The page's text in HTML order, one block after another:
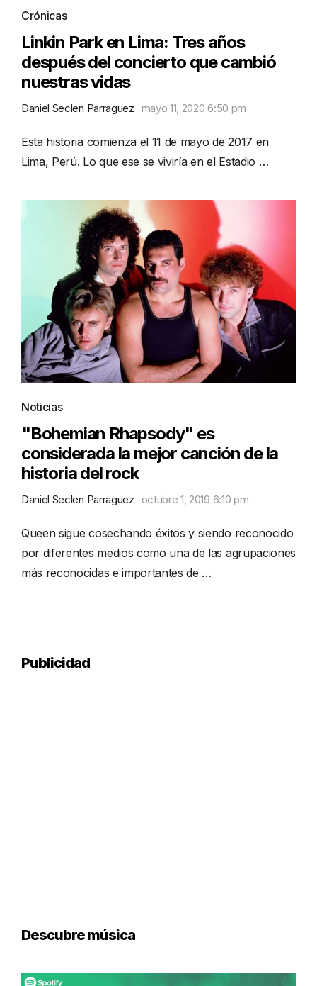
Crónicas
Linkin Park en Lima: Tres años
después del concierto que cambió
nuestras vidas
Daniel Seclen Parraguez mayo 11, 2020 6:50 pm
Esta historia comienza el 11 de mayo de 2017 en
Lima, Perú. Lo que ese se viviría en el Estadio …
Noticias
"Bohemian Rhapsody" es
considerada la mejor canción de la
historia del rock
Daniel Seclen Parraguez octubre 1, 2019 6:10 pm
Queen sigue cosechando éxitos y siendo reconocido
por diferentes medios como una de las agrupaciones
más reconocidas e importantes de …
Publicidad
Descubre música